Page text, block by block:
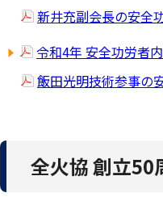
新井充副会長の安全
令和4年 安全功労者
飯田光明技術参事の
全火協 創立50